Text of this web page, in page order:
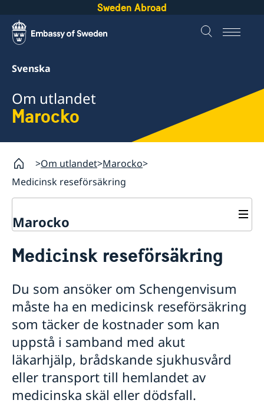
Sweden Abroad
Svenska
Om utlandet
Marocko
Om utlandet Marocko
Medicinsk reseförsäkring
Marocko
Hjälp till svenskar i Marocko
Avgifter
Pass i Marocko
Förnyelse av pass för vuxna
Förnyelse av pass för barn under 18 år
Ansökan om pass för barn under 18 år
Samordningsnummer
Provisoriskt pass
Öppettider och tidsbokning - Ansökan om
pass/nationell id-handling
Legaliseringar
Överföring av pengar
Gifta sig i Marocko
Vigsel i Marocko enligt marockansk lag
Svenskar i Världen
Svenskt körkort i Marocko
Tappat ditt svenska körkort
Ambassadens reseinformation - Marocko
Aktuella händelser
Allmänna säkerhetsläget
Terrorism
Naturförhållanden och katastrofer
In- och utresebestämmelser
Hälso- och sjukvård
Lokala lagar, sedvänjor och språk
Om olyckan är framme i Marocko
Flytta till och från Marocko
Medicinsk reseförsäkring
Du som ansöker om Schengenvisum
måste ha en medicinsk reseförsäkring
som täcker de kostnader som kan
uppstå i samband med akut
läkarhjälp, brådskande sjukhusvård
eller transport till hemlandet av
medicinska skäl eller dödsfall.